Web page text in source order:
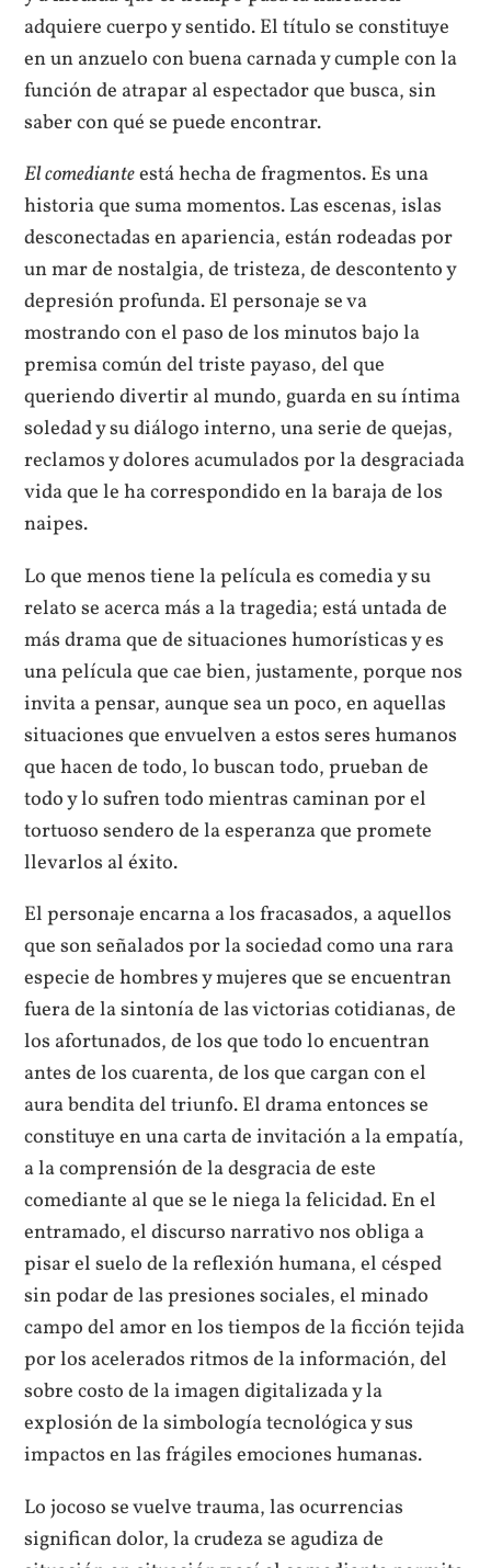
adquiere cuerpo y sentido. El título se constituye
en un anzuelo con buena carnada y cumple con la
función de atrapar al espectador que busca, sin
saber con qué se puede encontrar.
El comedianteestá hecha de fragmentos. Es una
historia que suma momentos. Las escenas, islas
desconectadas en apariencia, están rodeadas por
un mar de nostalgia, de tristeza, de descontento y
depresión profunda. El personaje se va
mostrando con el paso de los minutos bajo la
premisa común del triste payaso, del que
queriendo divertir al mundo, guarda en su íntima
soledad y su diálogo interno, una serie de quejas,
reclamos y dolores acumulados por la desgraciada
vida que le ha correspondido en la baraja de los
naipes.
Lo que menos tiene la película es comedia y su
relato se acerca más a la tragedia; está untada de
más drama que de situaciones humorísticas y es
una película que cae bien, justamente, porque nos
invita a pensar, aunque sea un poco, en aquellas
situaciones que envuelven a estos seres humanos
que hacen de todo, lo buscan todo, prueban de
todo y lo sufren todo mientras caminan por el
tortuoso sendero de la esperanza que promete
llevarlos al éxito.
El personaje encarna a los fracasados, a aquellos
que son señalados por la sociedad como una rara
especie de hombres y mujeres que se encuentran
fuera de la sintonía de las victorias cotidianas, de
los afortunados, de los que todo lo encuentran
antes de los cuarenta, de los que cargan con el
aura bendita del triunfo. El drama entonces se
constituye en una carta de invitación a la empatía,
a la comprensión de la desgracia de este
comediante al que se le niega la felicidad. En el
entramado, el discurso narrativo nos obliga a
pisar el suelo de la reflexión humana, el césped
sin podar de las presiones sociales, el minado
campo del amor en los tiempos de la ficción tejida
por los acelerados ritmos de la información, del
sobre costo de la imagen digitalizada y la
explosión de la simbología tecnológica y sus
impactos en las frágiles emociones humanas.
Lo jocoso se vuelve trauma, las ocurrencias
significan dolor, la crudeza se agudiza de